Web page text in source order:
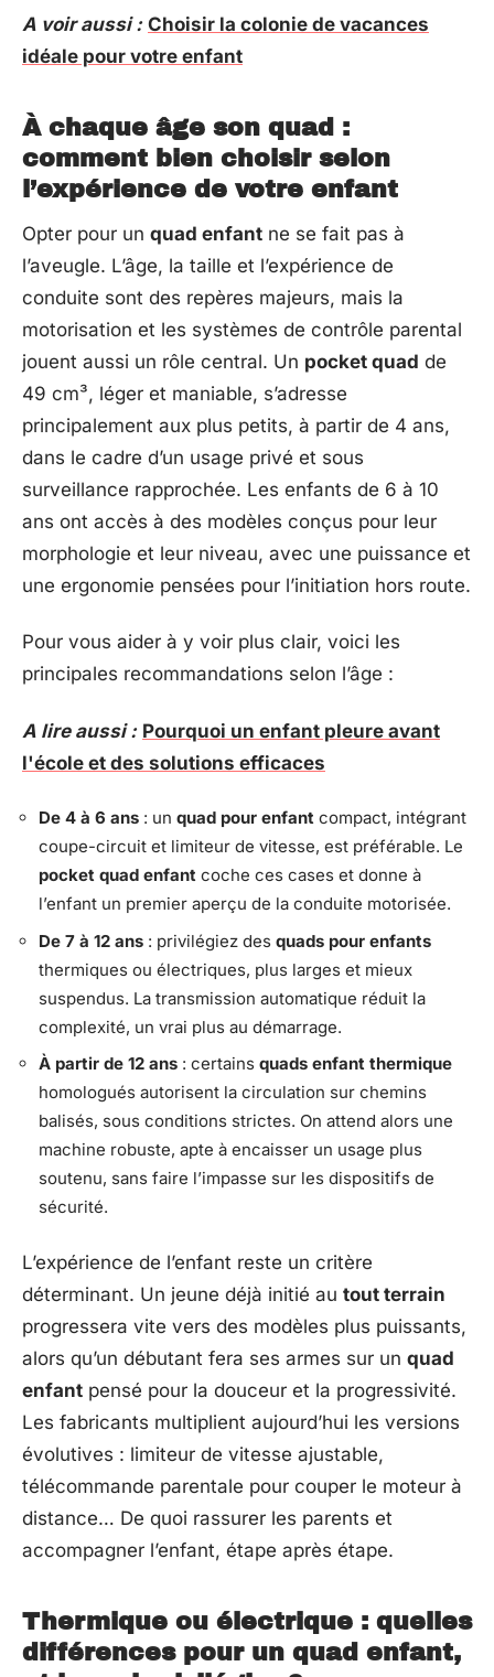
A voir aussi : Choisir la colonie de vacances
idéale pour votre enfant
À chaque âge son quad :
comment bien choisir selon
l’expérience de votre enfant
Opter pour un quad enfant ne se fait pas à
l’aveugle. L’âge, la taille et l’expérience de
conduite sont des repères majeurs, mais la
motorisation et les systèmes de contrôle parental
jouent aussi un rôle central. Un pocket quad de
49 cm³, léger et maniable, s’adresse
principalement aux plus petits, à partir de 4 ans,
dans le cadre d’un usage privé et sous
surveillance rapprochée. Les enfants de 6 à 10
ans ont accès à des modèles conçus pour leur
morphologie et leur niveau, avec une puissance et
une ergonomie pensées pour l’initiation hors route.
Pour vous aider à y voir plus clair, voici les
principales recommandations selon l’âge :
A lire aussi : Pourquoi un enfant pleure avant
l'école et des solutions efficaces
De 4 à 6 ans : un quad pour enfant compact, intégrant
coupe-circuit et limiteur de vitesse, est préférable. Le
pocket quad enfant coche ces cases et donne à
l’enfant un premier aperçu de la conduite motorisée.
De 7 à 12 ans : privilégiez des quads pour enfants
thermiques ou électriques, plus larges et mieux
suspendus. La transmission automatique réduit la
complexité, un vrai plus au démarrage.
À partir de 12 ans : certains quads enfant thermique
homologués autorisent la circulation sur chemins
balisés, sous conditions strictes. On attend alors une
machine robuste, apte à encaisser un usage plus
soutenu, sans faire l’impasse sur les dispositifs de
sécurité.
L’expérience de l’enfant reste un critère
déterminant. Un jeune déjà initié au tout terrain
progressera vite vers des modèles plus puissants,
alors qu’un débutant fera ses armes sur un quad
enfant pensé pour la douceur et la progressivité.
Les fabricants multiplient aujourd’hui les versions
évolutives : limiteur de vitesse ajustable,
télécommande parentale pour couper le moteur à
distance… De quoi rassurer les parents et
accompagner l’enfant, étape après étape.
Thermique ou électrique : quelles
différences pour un quad enfant,